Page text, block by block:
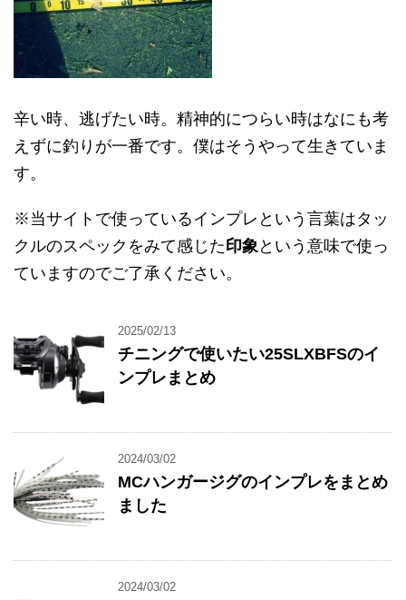
辛い時、逃げたい時。精神的につらい時はなにも考
えずに釣りが一番です。僕はそうやって生きていま
す。
※当サイトで使っているインプレという言葉はタッ
クルのスペックをみて感じた印象という意味で使っ
ていますのでご了承ください。
2025/02/13
チニングで使いたい25SLXBFSのイ
ンプレまとめ
2024/03/02
MCハンガージグのインプレをまとめ
ました
2024/03/02